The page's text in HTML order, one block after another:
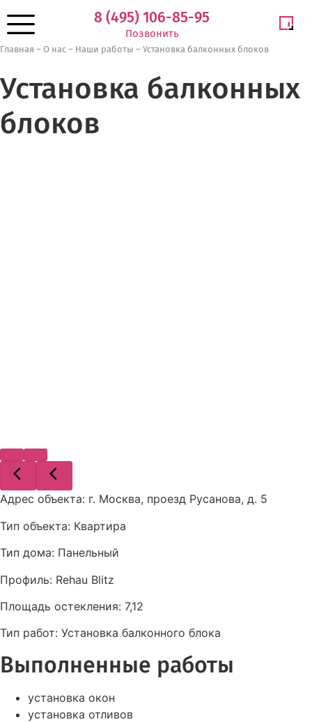
8 (495) 106-85-95
Позвонить
Главная – О нас – Наши работы – Установка балконных блоков
Установка балконных
блоков
Адрес объекта: г. Москва, проезд Русанова, д. 5
Тип объекта: Квартира
Тип дома: Панельный
Профиль: Rehau Blitz
Площадь остекления: 7,12
Тип работ: Установка балконного блока
Выполненные работы
установка окон
установка отливов